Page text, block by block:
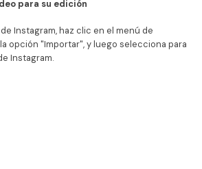
para su edición
Instagram, haz clic en el menú de
opción "Importar", y luego selecciona para
Instagram.